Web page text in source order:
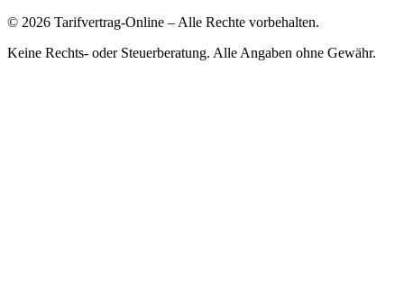
© 2026 Tarifvertrag-Online – Alle Rechte vorbehalten.
Keine Rechts- oder Steuerberatung. Alle Angaben ohne Gewähr.